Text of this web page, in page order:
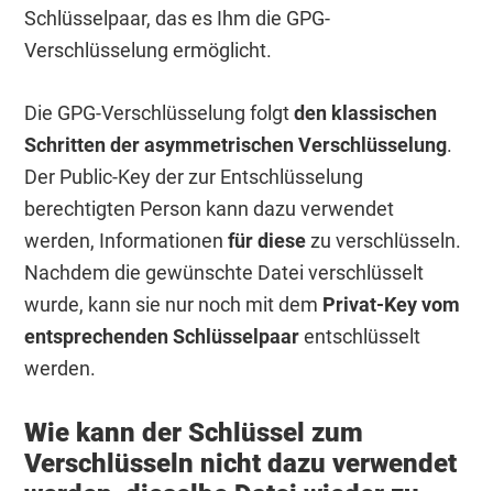
Schlüsselpaar, das es Ihm die GPG-
Verschlüsselung ermöglicht.
Die GPG-Verschlüsselung folgtden klassischen
Schritten der asymmetrischen Verschlüsselung.
Der Public-Key der zur Entschlüsselung
berechtigten Person kann dazu verwendet
werden, Informationen für diesezu verschlüsseln.
Nachdem die gewünschte Datei verschlüsselt
wurde, kann sie nur noch mit dem Privat-Key vom
entsprechenden Schlüsselpaarentschlüsselt
werden.
Wie kann der Schlüssel zum
Verschlüsseln nicht dazu verwendet